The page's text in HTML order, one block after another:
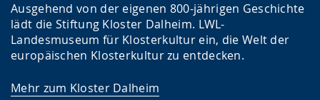
Ausgehend von der eigenen 800-jährigen Geschichte
lädt die Stiftung Kloster Dalheim. LWL-
Landesmuseum für Klosterkultur ein, die Welt der
europäischen Klosterkultur zu entdecken.
Mehr zum Kloster Dalheim